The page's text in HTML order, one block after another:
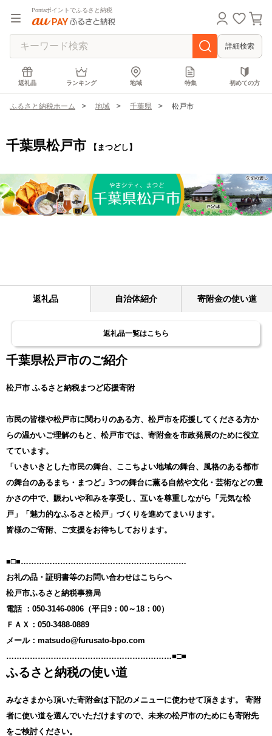
Pontaポイントでふるさと納税
詳細検索
返礼品 ランキング 地域 特集 初めての方
ふるさと納税ホーム 地域 千葉県 松戸市
千葉県松戸市 【まつどし】
返礼品 自治体紹介 寄附金の使い道
返礼品一覧はこちら
千葉県松戸市のご紹介
松戸市 ふるさと納税まつど応援寄附
市民の皆様や松戸市に関わりのある方、松戸市を応援してくださる方か
らの温かいご理解のもと、松戸市では、寄附金を市政発展のために役立
てています。
「いきいきとした市民の舞台、ここちよい地域の舞台、風格のある都市
の舞台のあるまち・まつど」3つの舞台に薫る自然や文化・芸術などの豊
かさの中で、賑わいや和みを享受し、互いを尊重しながら「元気な松
戸」「魅力的なふるさと松戸」づくりを進めてまいります。
皆様のご寄附、ご支援をお待ちしております。
■□■………………………………………………………
お礼の品・証明書等のお問い合わせはこちらへ
松戸市ふるさと納税事務局
電話 ：050-3146-0806（平日9：00～18：00）
ＦＡＸ：050-3488-0889
メール：matsudo@furusato-bpo.com
………………………………………………………■□■
ふるさと納税の使い道
みなさまから頂いた寄附金は下記のメニューに使わせて頂きます。
寄附
者に使い道を選んでいただけますので、未来の松戸市のためにも寄附先
をご検討ください。